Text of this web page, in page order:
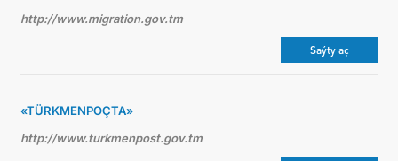
ARAGATNAŞYK
http://www.migration.gov.tm
Saýty aç
«TÜRKMENPOÇTA»
http://www.turkmenpost.gov.tm